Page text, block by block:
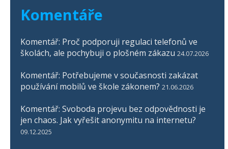
Komentáře
Komentář: Proč podporuji regulaci telefonů ve
školách, ale pochybuji o plošném zákazu 24.07.2026
Komentář: Potřebujeme v současnosti zakázat
používání mobilů ve škole zákonem? 21.06.2026
Komentář: Svoboda projevu bez odpovědnosti je
jen chaos. Jak vyřešit anonymitu na internetu?
09.12.2025